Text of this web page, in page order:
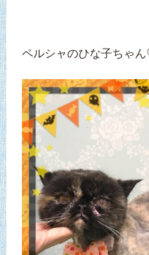
ペルシャのひな子ちゃ